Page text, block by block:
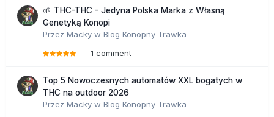
🌱 THC-THC - Jedyna Polska Marka z Własną
Genetyką Konopi
Przez Macky w Blog Konopny Trawka
1 comment
Top 5 Nowoczesnych automatów XXL bogatych w
THC na outdoor 2026
Przez Macky w Blog Konopny Trawka